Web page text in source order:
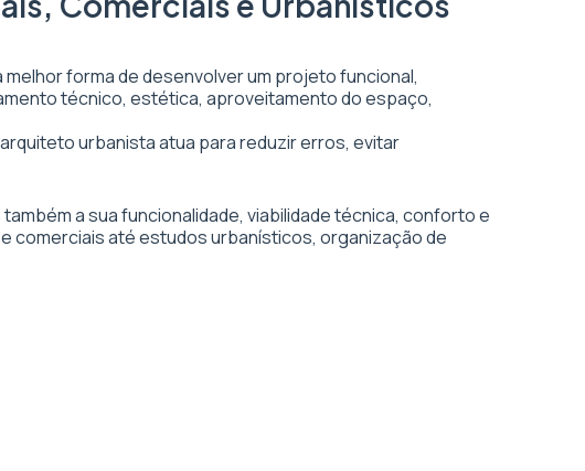
forma de desenvolver um projeto funcional,
técnico, estética, aproveitamento do espaço,
urbanista atua para reduzir erros, evitar
a sua funcionalidade, viabilidade técnica, conforto e
comerciais até estudos urbanísticos, organização de